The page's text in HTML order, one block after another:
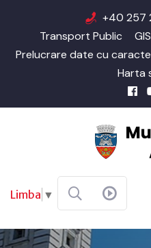
+40 257
Transport Public
Prelucrare date cu
Harta
Limba ▼